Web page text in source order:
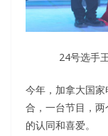
24号选手
今年，加拿大国
合，一台节目，
的认同和喜爱。